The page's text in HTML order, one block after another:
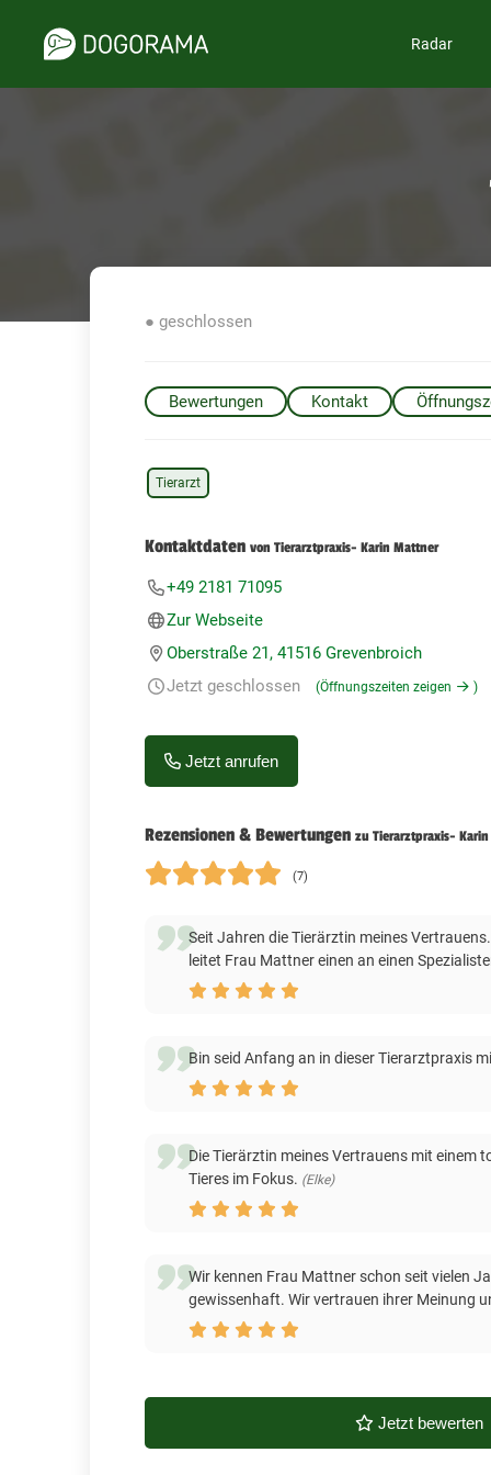
Radar
● geschlossen
Bewertungen Kontakt
Tierarzt
Kontaktdaten von Tierarztpraxis- Karin Mattner
+49 2181 71095
Zur Webseite
Oberstraße 21, 41516 Grevenbroich
Jetzt geschlossen
(Öffnungszeiten zeigen )
Jetzt anrufen
Rezensionen & Bewertungen zu Tierarztpraxis-
(7)
Seit Jahren die Tierärztin meines
leitet Frau Mattner einen an einen
Bin seid Anfang an in dieser Tierarztpraxis
Die Tierärztin meines Vertrauens mit einem
Tieres im Fokus. (Elke)
Wir kennen Frau Mattner schon seit vielen
gewissenhaft. Wir vertrauen ihrer Meinung
Jetzt bewerten